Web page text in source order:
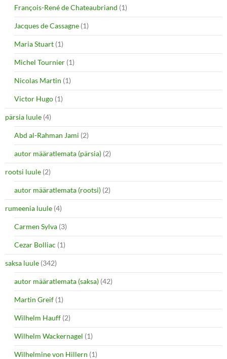
François-René de Chateaubriand (1)
Jacques de Cassagne (1)
Maria Stuart (1)
Michel Tournier (1)
Nicolas Martin (1)
Victor Hugo (1)
pärsia luule (4)
Abd al-Rahman Jami (2)
autor määratlemata (pärsia) (2)
rootsi luule (2)
autor määratlemata (rootsi) (2)
rumeenia luule (4)
Carmen Sylva (3)
Cezar Bolliac (1)
saksa luule (342)
autor määratlemata (saksa) (42)
Martin Greif (1)
Wilhelm Hauff (2)
Wilhelm Wackernagel (1)
Wilhelmine von Hillern (1)